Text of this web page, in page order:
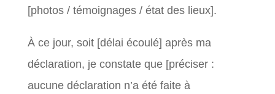
[photos / témoignages / état des lieux].
À ce jour, soit [délai écoulé] après ma
déclaration, je constate que [préciser :
aucune déclaration n’a été faite à